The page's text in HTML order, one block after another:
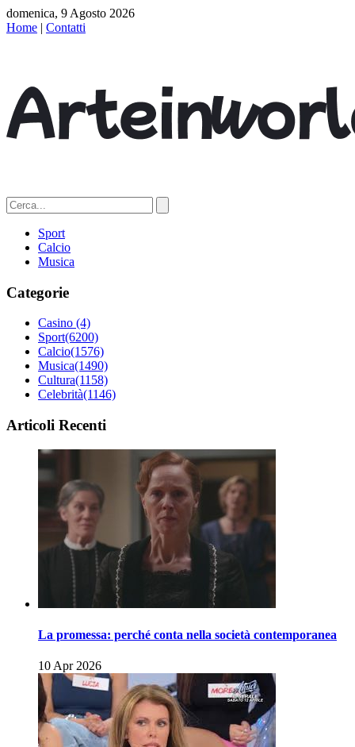
domenica, 9 Agosto 2026
Home | Contatti
Sport
Calcio
Musica
Categorie
Casino (4)
Sport(6200)
Calcio(1576)
Musica(1490)
Cultura(1158)
Celebrità(1146)
Articoli Recenti
La promessa: perché conta nella società contemporanea
10 Apr 2026